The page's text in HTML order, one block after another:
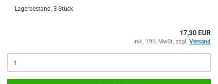
Lagerbestand: 3 Stück
17,30 EUR
inkl. 19% MwSt. zzgl. Versand